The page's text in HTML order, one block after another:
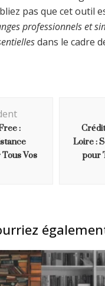
pas que cet outil
professionnels et
dans le cadre
:
Vos
Loire :
pour